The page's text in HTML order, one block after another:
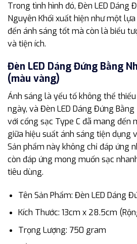
Trong tình hình đó, Đèn LED Dáng
Nguyên Khối xuất hiện như một
đến ánh sáng tốt mà còn là biểu
và tiện ích.
Đèn LED Dáng Đứng Bằng
(màu vàng)
Ánh sáng là yếu tố không thể
ngày, và Đèn LED Dáng Đứng
với cổng sạc Type C đã mang đến
giữa hiệu suất ánh sáng tiện dụng
Sản phẩm này không chỉ đáp ứng
còn đáp ứng mong muốn sạc
tiêu dùng.
Tên Sản Phẩm: Đèn LED Dáng
Kích Thước: 13cm x 28.5cm
Trọng Lượng: 750 gram